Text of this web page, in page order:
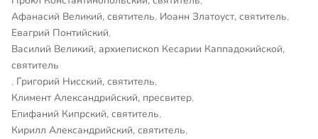
Афанасий Великий, святитель, Иоанн Златоуст, святитель,
Евагрий Понтийский,
Василий Великий, архиепископ Кесарии Каппадокийской,
святитель
, Григорий Нисский, святитель,
Климент Александрийский, пресвитер,
Епифаний Кипрский, святитель,
Кирилл Александрийский, святитель,